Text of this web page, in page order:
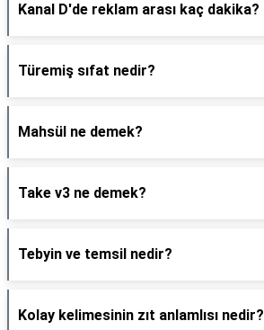
Kanal D'de reklam arası kaç dakika?
Türemiş sıfat nedir?
Mahsül ne demek?
Take v3 ne demek?
Tebyin ve temsil nedir?
Kolay kelimesinin zıt anlamlısı nedir?